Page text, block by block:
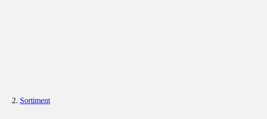
Sortiment